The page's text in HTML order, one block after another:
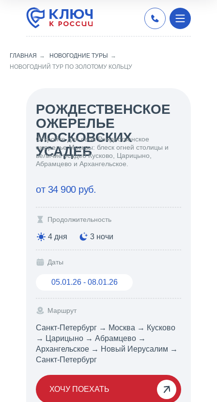
ГЛАВНАЯ → НОВОГОДНИЕ ТУРЫ
→
НОВОГОДНИЙ ТУР ПО ЗОЛОТОМУ КОЛЬЦУ
РОЖДЕСТВЕНСКОЕ
ОЖЕРЕЛЬЕ
МОСКОВСКИХ
УСАДЕБ
от 34 900 руб.
Продолжительность
Даты
Маршрут
Санкт-Петербург → Москва → Кусково
→ Царицыно → Абрамцево →
Архангельское → Новый Иерусалим →
Санкт-Петербург
Откройте для себя Рождественское
ожерелье Москвы: блеск огней столицы и
величие усадеб Кусково, Царицыно,
Абрамцево и Архангельское.
4 дня 3 ночи
05.01.26 - 08.01.26
ХОЧУ ПОЕХАТЬ